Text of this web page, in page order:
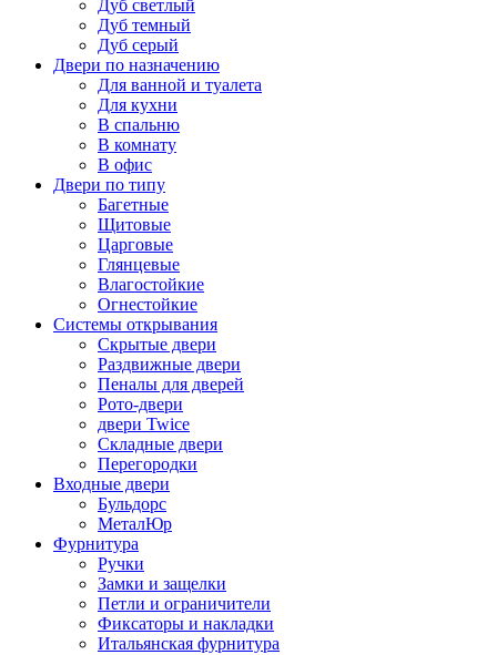
Дуб светлый
Дуб темный
Дуб серый
Двери по назначению
Для ванной и туалета
Для кухни
В спальню
В комнату
В офис
Двери по типу
Багетные
Щитовые
Царговые
Глянцевые
Влагостойкие
Огнестойкие
Системы открывания
Скрытые двери
Раздвижные двери
Пеналы для дверей
Рото-двери
двери Twice
Складные двери
Перегородки
Входные двери
Бульдорс
МеталЮр
Фурнитура
Ручки
Замки и защелки
Петли и ограничители
Фиксаторы и накладки
Итальянская фурнитура